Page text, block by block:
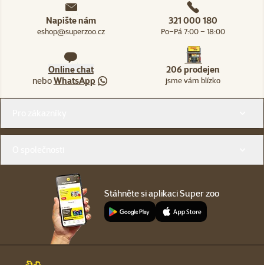
Napište nám
eshop@superzoo.cz
321 000 180
Po–Pá 7:00 – 18:00
Online chat
neboWhatsApp
206 prodejen
jsme vám blízko
Stáhněte si aplikaci Super zoo